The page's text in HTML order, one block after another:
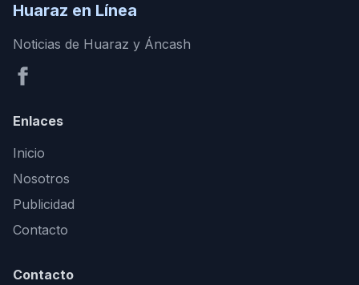
Huaraz en Línea
Noticias de Huaraz y Áncash
Enlaces
Inicio
Nosotros
Publicidad
Contacto
Contacto